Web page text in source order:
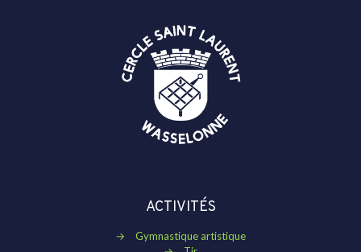
ACTIVITÉS
→
Gymnastique artistique